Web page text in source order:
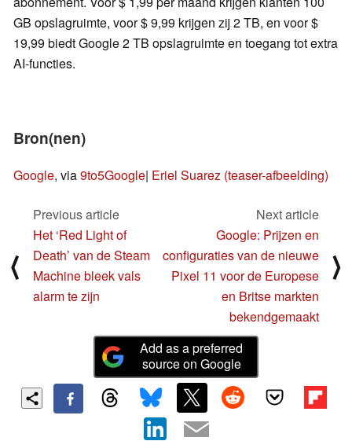
GB opslagruimte, voor $ 9,99 krijgen zij 2 TB, en voor $
19,99 biedt Google 2 TB opslagruimte en toegang tot extra
AI-functies.
Bron(nen)
Google, via9to5Google| Eriel Suarez (teaser-afbeelding)
⟨
Previous article
Het ‘Red Light of
Death’ van de Steam
Machine bleek vals
alarm te zijn
Next article
Google: Prijzen en
configuraties van de nieuwe
Pixel 11 voor de Europese
en Britse markten
bekendgemaakt
⟩
Add as a preferred
source on Google